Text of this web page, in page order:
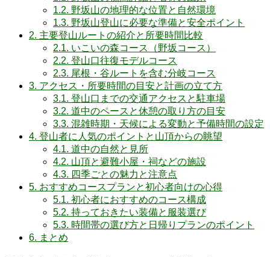
1.2. 野坂山の地理的な位置と自然環境
1.3. 野坂山登山に必要な準備と安全ポイント
2. 主要登山ルートの紹介と所要時間比較
2.1. いこいの森コース（野坂コース）
2.2. 登山口往復モデルコース
2.3. 尾根・谷ルートを含む分岐コース
3. アクセス・所要時間の目安と計画の立て方
3.1. 登山口までの交通アクセスと駐車場
3.2. 道中のペースと休憩の取り方の目安
3.3. 混雑時期・天候による変動と予備時間の設定
4. 登山者に人気のポイントと山頂からの眺望
4.1. 道中の自然と見所
4.2. 山頂と避難小屋・祠などの施設
4.3. 四季ごとの魅力と注意点
5. おすすめコースプランと初心者向けの心得
5.1. 初心者におすすめのコース構成
5.2. 持っておきたい装備と服装選び
5.3. 時間帯の選び方と日帰りプランのポイント
6. まとめ